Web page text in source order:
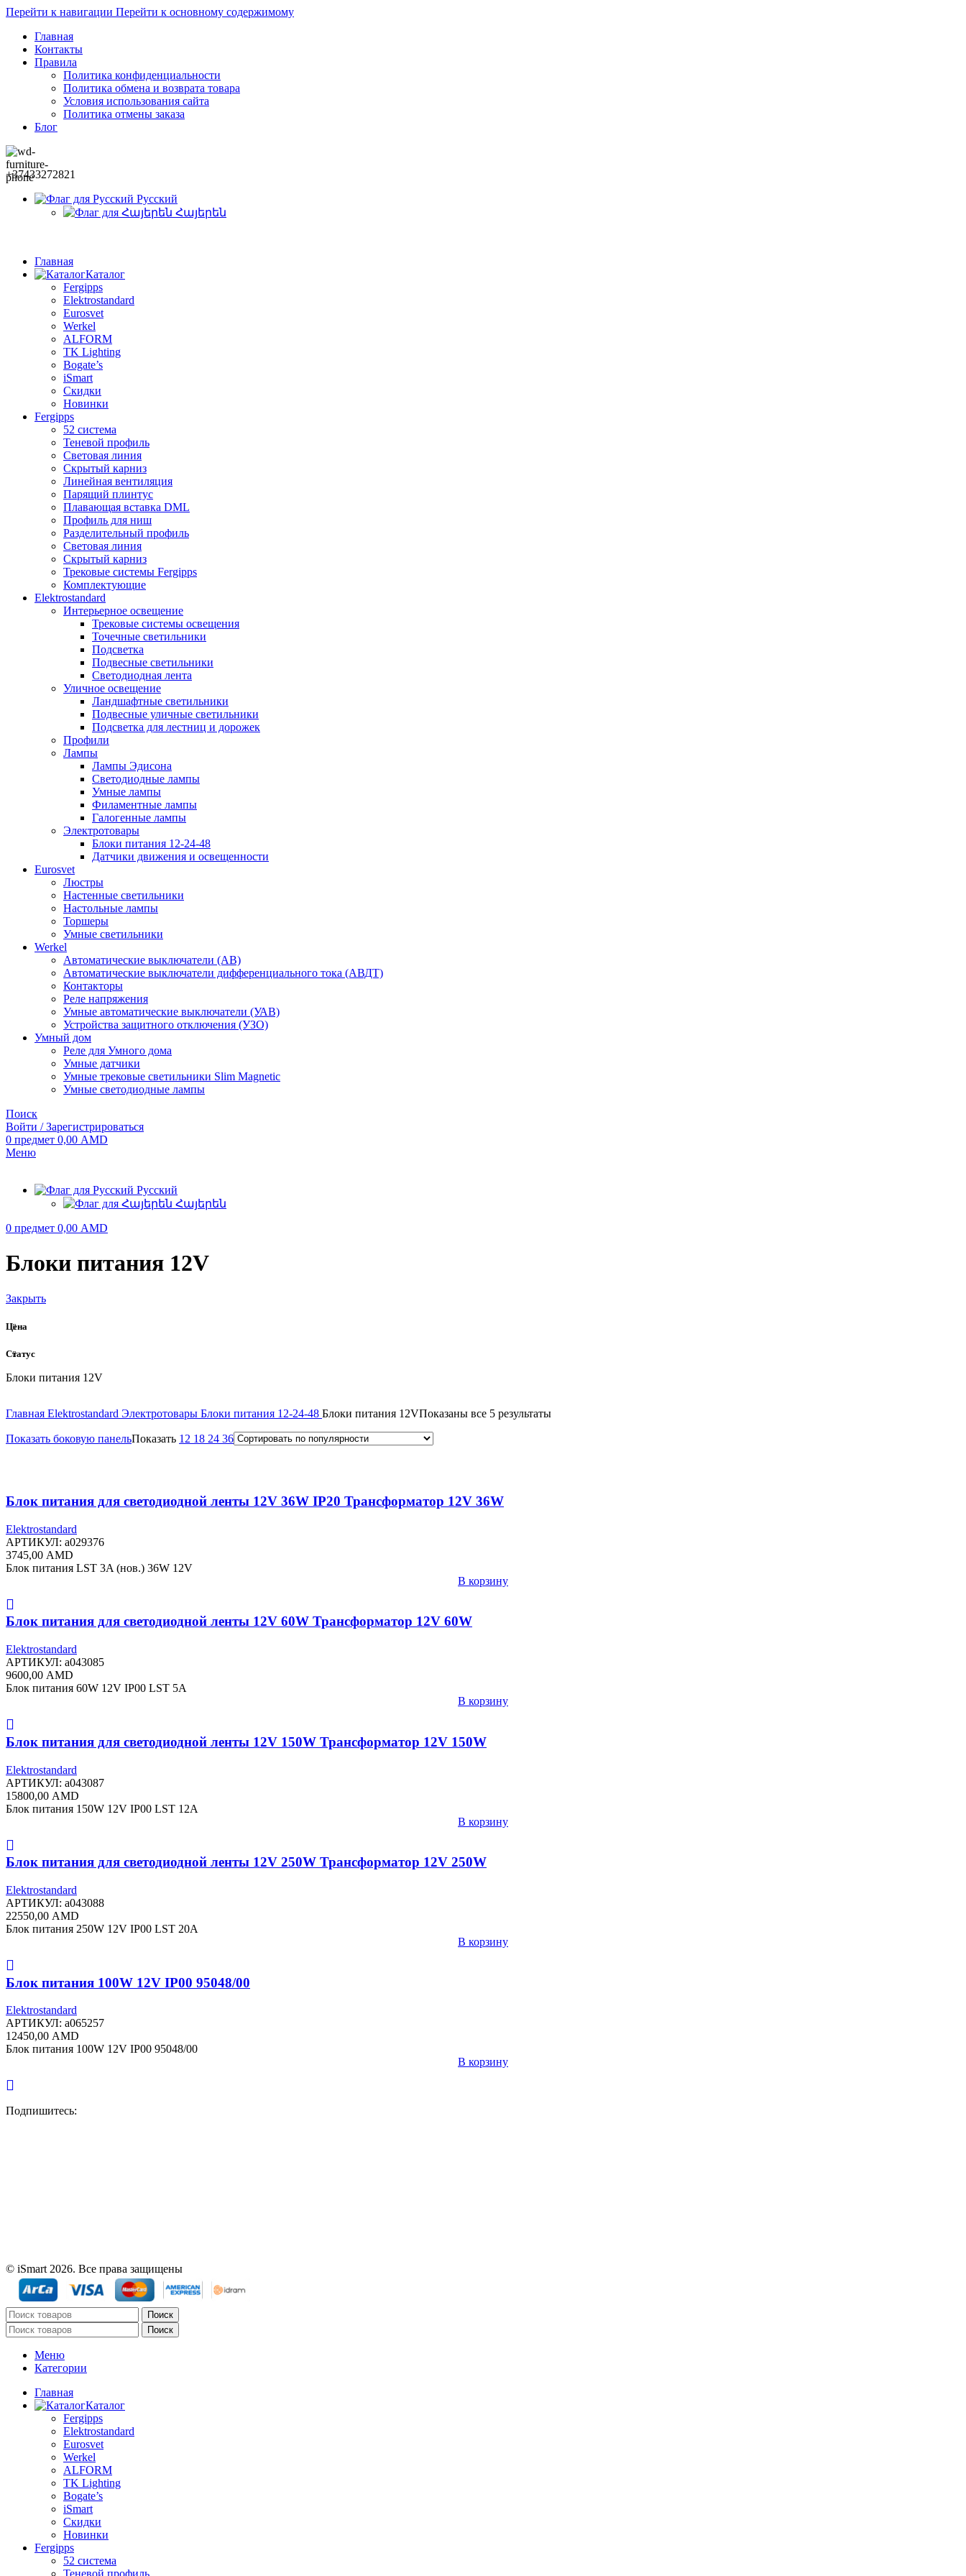
Перейти к навигации Перейти к основному содержимому
Главная
Контакты
Правила
Политика конфиденциальности
Политика обмена и возврата товара
Условия использования сайта
Политика отмены заказа
Блог
+37433272821
Русский
Հայերեն
Главная
Каталог
Fergipps
Elektrostandard
Eurosvet
Werkel
ALFORM
TK Lighting
Bogate’s
iSmart
Скидки
Новинки
Fergipps
52 система
Теневой профиль
Световая линия
Скрытый карниз
Линейная вентиляция
Парящий плинтус
Плавающая вставка DML
Профиль для ниш
Разделительный профиль
Световая линия
Скрытый карниз
Трековые системы Fergipps
Комплектующие
Elektrostandard
Интерьерное освещение
Трековые системы освещения
Точечные светильники
Подсветка
Подвесные светильники
Светодиодная лента
Уличное освещение
Ландшафтные светильники
Подвесные уличные светильники
Подсветка для лестниц и дорожек
Профили
Лампы
Лампы Эдисона
Светодиодные лампы
Умные лампы
Филаментные лампы
Галогенные лампы
Электротовары
Блоки питания 12-24-48
Датчики движения и освещенности
Eurosvet
Люстры
Настенные светильники
Настольные лампы
Торшеры
Умные светильники
Werkel
Автоматические выключатели (АВ)
Автоматические выключатели дифференциального тока (АВДТ)
Контакторы
Реле напряжения
Умные автоматические выключатели (УАВ)
Устройства защитного отключения (УЗО)
Умный дом
Реле для Умного дома
Умные датчики
Умные трековые светильники Slim Magnetic
Умные светодиодные лампы
Поиск
Войти / Зарегистрироваться
0 предмет 0,00 AMD
Меню
Русский
Հայերեն
0 предмет 0,00 AMD
Блоки питания 12V
Закрыть
Цена
Статус
Блоки питания 12V
Главная Elektrostandard Электротовары Блоки питания 12-24-48 Блоки питания 12VПоказаны все 5 результатыСортировка:
Показать боковую панельПоказать 12 18 24 36
Блок питания для светодиодной ленты 12V 36W IP20 Трансформатор 12V 36W
Elektrostandard
АРТИКУЛ: a029376
3745,00 AMD
Блок питания LST 3A (нов.) 36W 12V
В корзину
Блок питания для светодиодной ленты 12V 60W Трансформатор 12V 60W
Elektrostandard
АРТИКУЛ: a043085
9600,00 AMD
Блок питания 60W 12V IP00 LST 5A
В корзину
Блок питания для светодиодной ленты 12V 150W Трансформатор 12V 150W
Elektrostandard
АРТИКУЛ: a043087
15800,00 AMD
Блок питания 150W 12V IP00 LST 12A
В корзину
Блок питания для светодиодной ленты 12V 250W Трансформатор 12V 250W
Elektrostandard
АРТИКУЛ: a043088
22550,00 AMD
Блок питания 250W 12V IP00 LST 20A
В корзину
Блок питания 100W 12V IP00 95048/00
Elektrostandard
АРТИКУЛ: a065257
12450,00 AMD
Блок питания 100W 12V IP00 95048/00
В корзину
Подпишитесь:
© iSmart 2026. Все права защищены
Поиск
Поиск
Меню
Категории
Главная
Каталог
Fergipps
Elektrostandard
Eurosvet
Werkel
ALFORM
TK Lighting
Bogate’s
iSmart
Скидки
Новинки
Fergipps
52 система